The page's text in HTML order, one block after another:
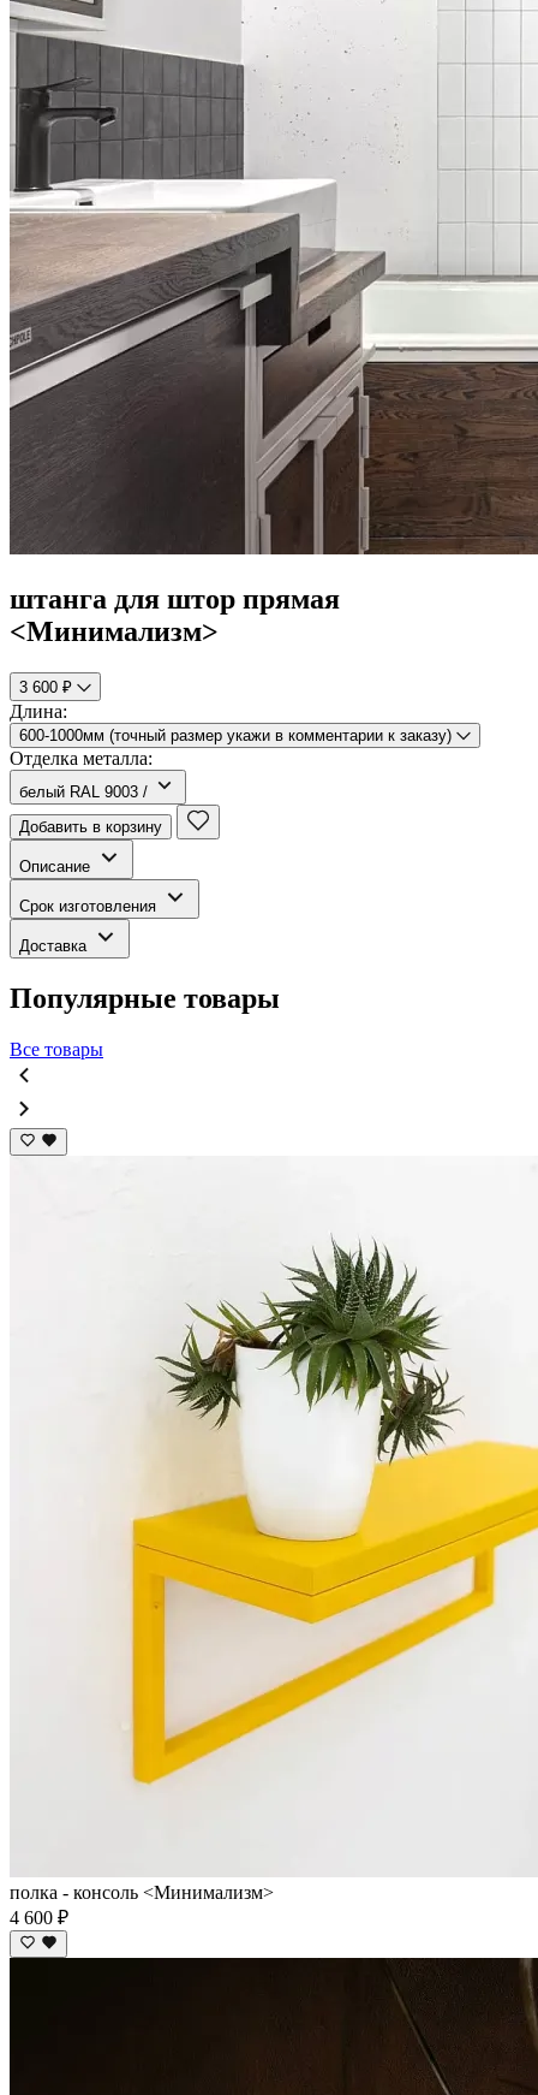
штанга для штор прямая
<Минимализм>
3 600 ₽
Длина:
600-1000мм (точный размер укажи в комментарии к заказу)
Отделка металла:
белый RAL 9003 /
Добавить в корзину
Описание
Срок изготовления
Доставка
Популярные товары
Все товары
полка - консоль <Минимализм>
4 600 ₽